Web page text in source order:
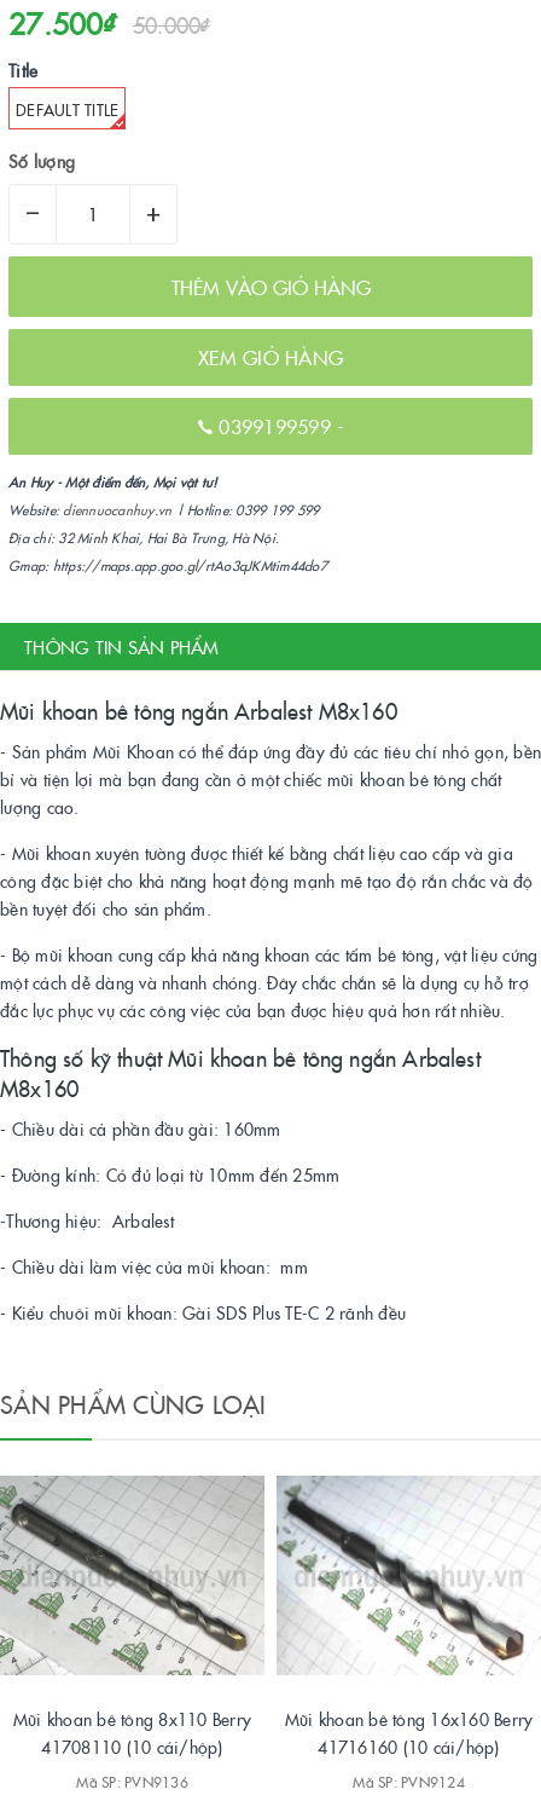
27.500₫ 50.000₫
Title
DEFAULT TITLE
Số lượng
– +
THÊM VÀO GIỎ HÀNG
XEM GIỎ HÀNG
0399199599 -
An Huy - Một điểm đến, Mọi vật tư!
Website: diennuocanhuy.vn | Hotline: 0399 199 599
Địa chỉ: 32 Minh Khai, Hai Bà Trưng, Hà Nội.
Gmap: https://maps.app.goo.gl/rtAo3qJKMtim44do7
THÔNG TIN SẢN PHẨM
Mũi khoan bê tông ngắn Arbalest M8x160
- Sản phẩm Mũi Khoan có thể đáp ứng đầy đủ các tiêu chí nhỏ gọn, bền
bỉ và tiện lợi mà bạn đang cần ở một chiếc mũi khoan bê tông chất
lượng cao.
- Mũi khoan xuyên tường được thiết kế bằng chất liệu cao cấp và gia
công đặc biệt cho khả năng hoạt động mạnh mẽ tạo độ rắn chắc và độ
bền tuyệt đối cho sản phẩm.
- Bộ mũi khoan cung cấp khả năng khoan các tấm bê tông, vật liệu cứng
một cách dễ dàng và nhanh chóng. Đây chắc chắn sẽ là dụng cụ hỗ trợ
đắc lực phục vụ các công việc của bạn được hiệu quả hơn rất nhiều.
Thông số kỹ thuật Mũi khoan bê tông ngắn Arbalest
M8x160
- Chiều dài cả phần đầu gài: 160mm
- Đường kính: Có đủ loại từ 10mm đến 25mm
-Thương hiệu: Arbalest
- Chiều dài làm việc của mũi khoan: mm
- Kiểu chuôi mũi khoan: Gài SDS Plus TE-C 2 rãnh đều
SẢN PHẨM CÙNG LOẠI
Mũi khoan bê tông 8x110 Berry
41708110 (10 cái/hộp)
Mã SP: PVN9136
Mũi khoan bê tông 16x160 Berry
41716160 (10 cái/hộp)
Mã SP: PVN9124